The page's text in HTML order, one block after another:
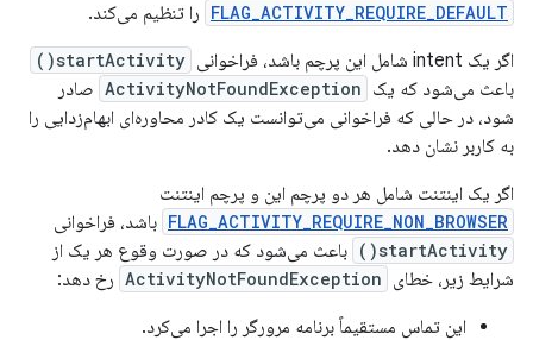
FLAG_ACTIVITY_REQUIRE_DEFAULT را تنظیم می‌کند.
اگر یک intent شامل این پرچم باشد، فراخوانی
startActivity()
باعث می‌شود که یک ActivityNotFoundException صادر
شود، در حالی که فراخوانی می‌توانست یک کادر محاوره‌ای ابهام‌زدایی را
به کاربر نشان دهد.
اگر یک اینتنت شامل هر دو پرچم این و پرچم اینتنت
FLAG_ACTIVITY_REQUIRE_NON_BROWSER باشد، فراخوانی
startActivity()
باعث می‌شود که در صورت وقوع هر یک از
شرایط زیر، خطای ActivityNotFoundException رخ دهد:
این تماس مستقیماً برنامه مرورگر را اجرا می‌کرد.